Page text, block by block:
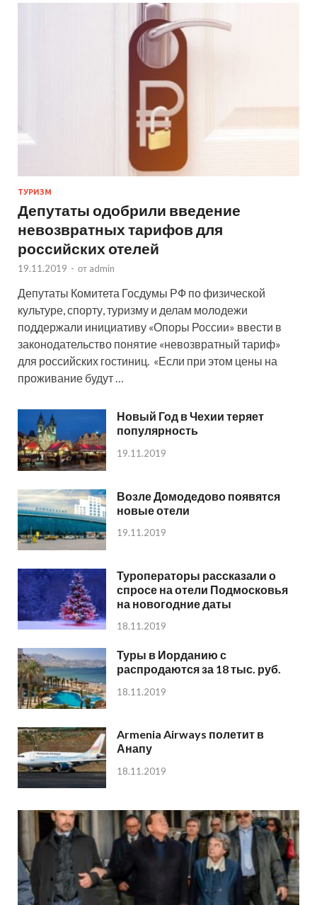
ТУРИЗМ
Депутаты одобрили введение
невозвратных тарифов для
российских отелей
19.11.2019 - от admin
Депутаты Комитета Госдумы РФ по физической
культуре, спорту, туризму и делам молодежи
поддержали инициативу «Опоры России» ввести в
законодательство понятие «невозвратный тариф»
для российских гостиниц. «Если при этом цены на
проживание будут …
Новый Год в Чехии теряет
популярность
19.11.2019
Возле Домодедово появятся
новые отели
19.11.2019
Туроператоры рассказали о
спросе на отели Подмосковья
на новогодние даты
18.11.2019
Туры в Иорданию с
распродаются за 18 тыс. руб.
18.11.2019
Armenia Airways полетит в
Анапу
18.11.2019